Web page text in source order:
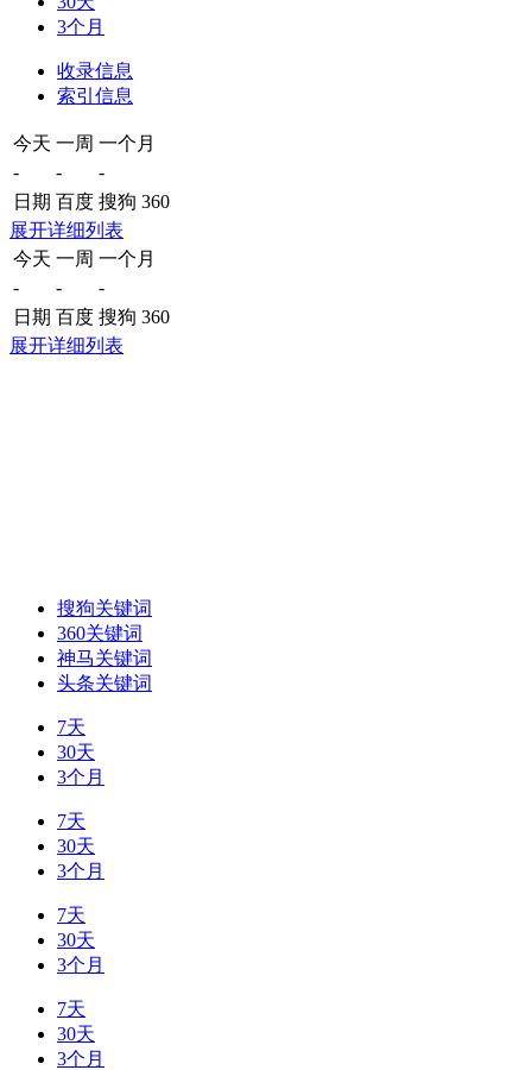
3个月
收录信息
索引信息
今天 一周 一个月
-
-
-
日期 百度 搜狗 360
展开详细列表
今天 一周 一个月
-
-
-
日期 百度 搜狗 360
展开详细列表
搜狗关键词
360关键词
神马关键词
头条关键词
7天
30天
3个月
7天
30天
3个月
7天
30天
3个月
7天
30天
3个月